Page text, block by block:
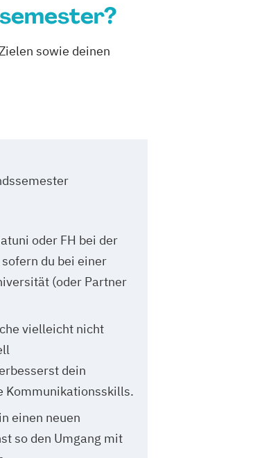
sowie deinen
oder FH bei der
du bei einer
(oder Partner
vielleicht nicht
dein
Kommunikationsskills.
einen neuen
so den Umgang mit